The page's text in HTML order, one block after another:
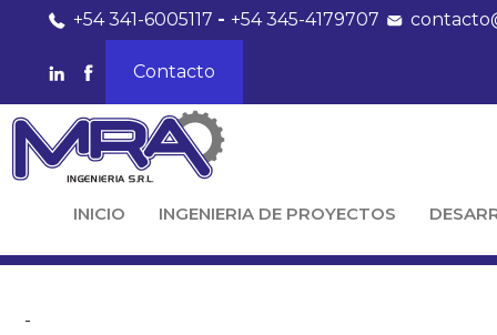
+54 341-6005117 -+54 345-4179707
Contacto
INICIO INGENIERIA DE PROYECTOS
-